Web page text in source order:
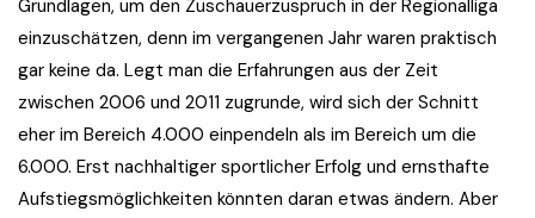
Grundlagen, um den Zuschauerzuspruch in der Regionalliga
einzuschätzen, denn im vergangenen Jahr waren praktisch
gar keine da. Legt man die Erfahrungen aus der Zeit
zwischen 2006 und 2011 zugrunde, wird sich der Schnitt
eher im Bereich 4.000 einpendeln als im Bereich um die
6.000. Erst nachhaltiger sportlicher Erfolg und ernsthafte
Aufstiegsmöglichkeiten könnten daran etwas ändern. Aber